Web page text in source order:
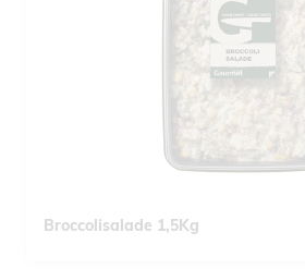
Broccolisalade 1,5Kg